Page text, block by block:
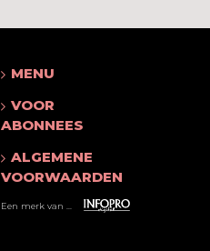
MENU
VOOR
ABONNEES
ALGEMENE
VOORWAARDEN
Een merk van ...